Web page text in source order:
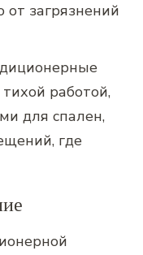
от загрязнений
работой‚
для спален‚
где